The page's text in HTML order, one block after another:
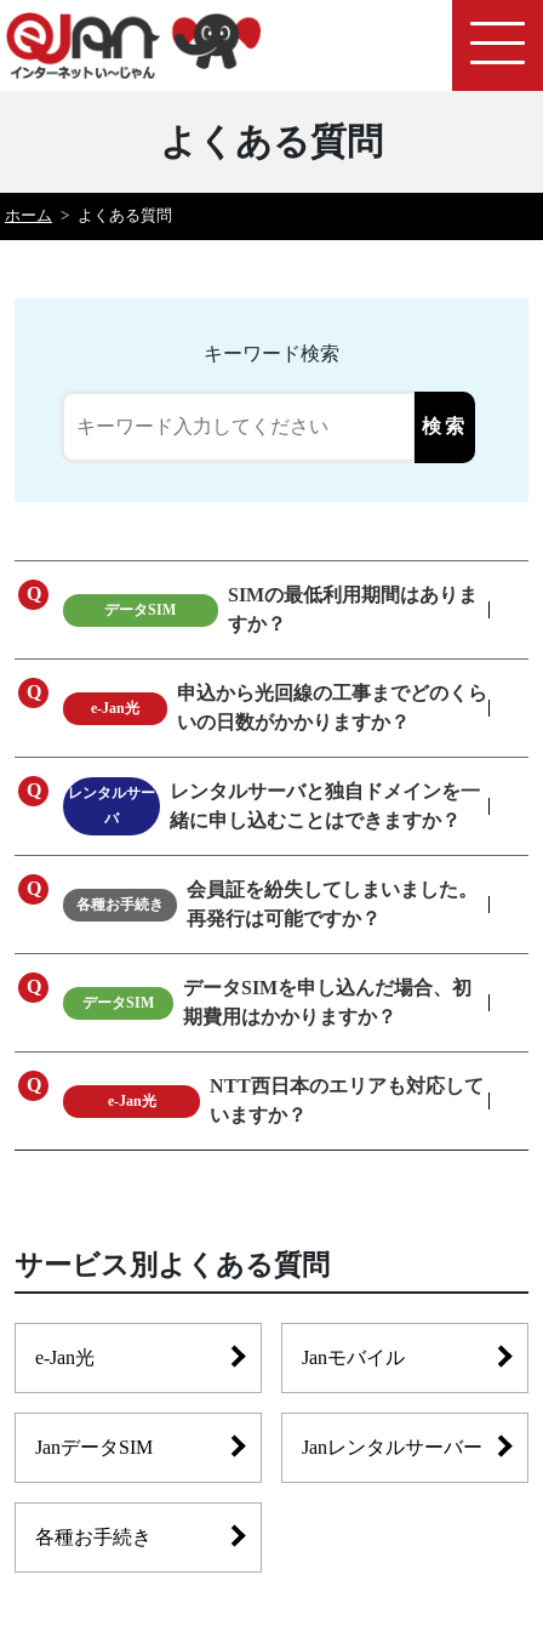
よくある質問
ホーム > よくある質問
キーワード検索
検索
データSIM
SIMの最低利用期間はありま
すか？
e-Jan光
申込から光回線の工事までどのくら
いの日数がかかりますか？
レンタルサー
バ
レンタルサーバと独自ドメインを一
緒に申し込むことはできますか？
各種お手続き
会員証を紛失してしまいました。
再発行は可能ですか？
データSIM
データSIMを申し込んだ場合、初
期費用はかかりますか？
e-Jan光
NTT西日本のエリアも対応して
いますか？
サービス別よくある質問
e-Jan光 Janモバイル
JanデータSIM Janレンタルサーバー
各種お手続き